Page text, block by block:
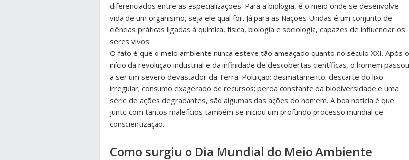
diferenciados entre as especializações. Para a biologia, é o meio onde se desenvolve
vida de um organismo, seja ele qual for. Já para as Nações Unidas é um conjunto de
ciências práticas ligadas à química, física, biologia e sociologia, capazes de influenciar os
seres vivos.
O fato é que o meio ambiente nunca esteve tão ameaçado quanto no século XXI. Após o
início da revolução industrial e da infinidade de descobertas científicas, o homem passou
a ser um severo devastador da Terra. Poluição; desmatamento; descarte do lixo
irregular; consumo exagerado de recursos; perda constante da biodiversidade e uma
série de ações degradantes, são algumas das ações do homem. A boa notícia é que
junto com tantos malefícios também se iniciou um profundo processo mundial de
conscientização.
Como surgiu o Dia Mundial do Meio Ambiente